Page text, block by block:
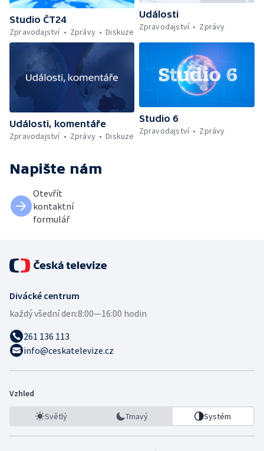
Studio ČT24
Zpravodajství
Zprávy Diskuze
Události
Zpravodajství
Zprávy
Události, komentáře
Zpravodajství
Zprávy Diskuze
Studio 6
Zpravodajství
Zprávy
Napište nám
Otevřít
kontaktní
formulář
Divácké centrum
každý všední den:8:00—16:00 hodin
261 136 113
info@ceskatelevize.cz
Vzhled
Světlý Tmavý Systém